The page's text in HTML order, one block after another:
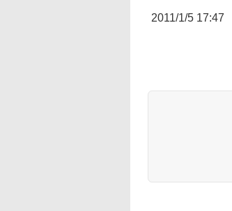
2011/1/5 17:47